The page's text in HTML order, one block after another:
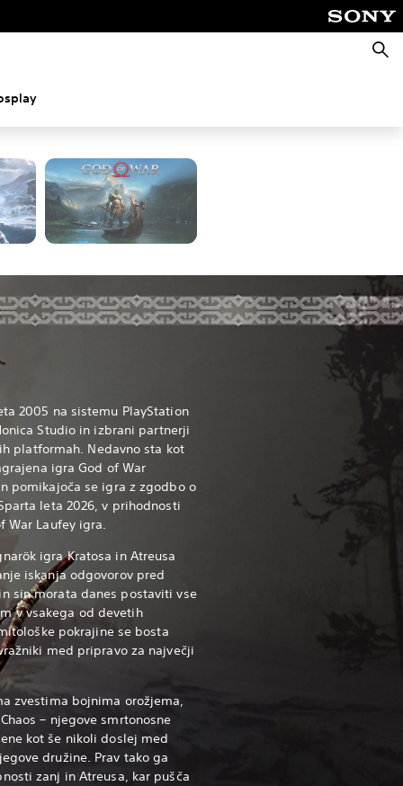
Išči
2005 na sistemu PlayStation
Studio in izbrani partnerji
platformah. Nedavno sta kot
igra God of War
pomikajoča se igra z zgodbo o
leta 2026, v prihodnosti
War Laufey igra.
igra Kratosa in Atreusa
iskanja odgovorov pred
sin morata danes postaviti vse
v vsakega od devetih
pokrajine se bosta
med pripravo za največji
zvestima bojnima orožjema,
– njegove smrtonosne
kot še nikoli doslej med
družine. Prav tako ga
zanj in Atreusa, kar pušča